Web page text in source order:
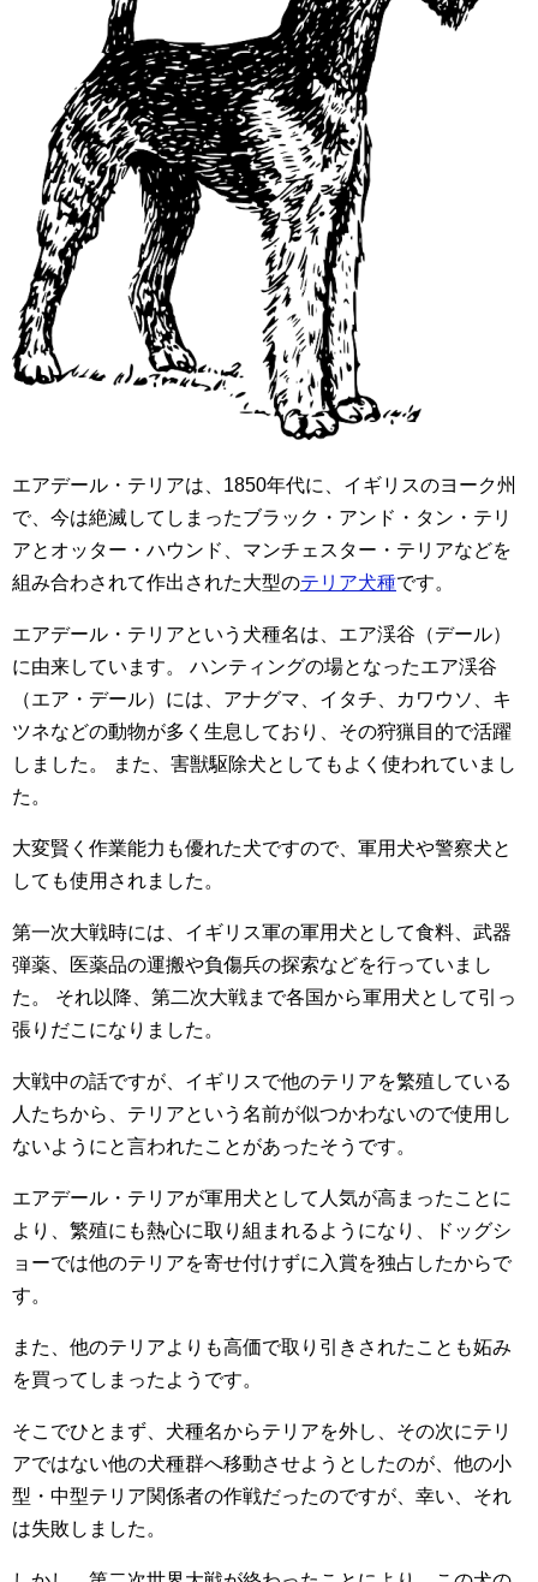
エアデール・テリアは、1850年代に、イギリスのヨーク州
で、今は絶滅してしまったブラック・アンド・タン・テリ
アとオッター・ハウンド、マンチェスター・テリアなどを
組み合わされて作出された大型のテリア犬種です。
エアデール・テリアという犬種名は、エア渓谷（デール）
に由来しています。
ハンティングの場となったエア渓谷
（エア・デール）には、アナグマ、イタチ、カワウソ、キ
ツネなどの動物が多く生息しており、その狩猟目的で活躍
しました。
また、害獣駆除犬としてもよく使われていまし
た。
大変賢く作業能力も優れた犬ですので、軍用犬や警察犬と
しても使用されました。
第一次大戦時には、イギリス軍の軍用犬として食料、武器
弾薬、医薬品の運搬や負傷兵の探索などを行っていまし
た。
それ以降、第二次大戦まで各国から軍用犬として引っ
張りだこになりました。
大戦中の話ですが、イギリスで他のテリアを繁殖している
人たちから、テリアという名前が似つかわないので使用し
ないようにと言われたことがあったそうです。
エアデール・テリアが軍用犬として人気が高まったことに
より、繁殖にも熱心に取り組まれるようになり、ドッグシ
ョーでは他のテリアを寄せ付けずに入賞を独占したからで
す。
また、他のテリアよりも高価で取り引きされたことも妬み
を買ってしまったようです。
そこでひとまず、犬種名からテリアを外し、その次にテリ
アではない他の犬種群へ移動させようとしたのが、他の小
型・中型テリア関係者の作戦だったのですが、幸い、それ
は失敗しました。